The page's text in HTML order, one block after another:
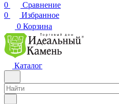
0
Сравнение
0
Избранное
0 Корзина
Каталог